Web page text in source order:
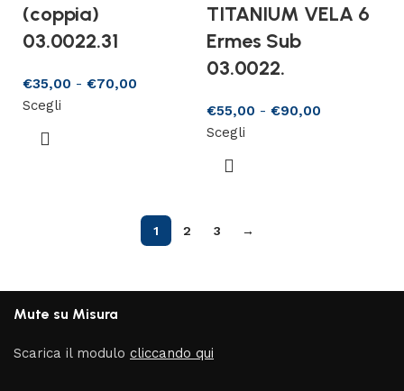
(coppia)
03.0022.31
€35,00 - €70,00
Scegli
TITANIUM VELA 6
Ermes Sub
03.0022.
€55,00 - €90,00
Scegli
1 2 3 →
Mute su Misura
Scarica il modulocliccando qui